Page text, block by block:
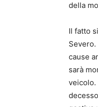
della
Il fatto
cause
sarà
veicolo.